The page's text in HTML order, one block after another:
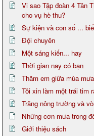
Vi sao Tập đoàn 4 Tân
cho vụ hè thu?
Sự kiện và con số ...
Đội chuyên
Một sáng kiến... hay
Thời gian nay có bạn
Thăm em giữa mùa mưa
Tôi xin làm một trái tim
Trăng nông trường và
Những cơn mưa trong
Giới thiệu sách